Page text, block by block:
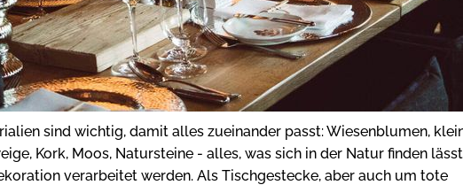
sind wichtig, damit alles zueinander passt: Wiesenblumen,
Kork, Moos, Natursteine - alles, was sich in der Natur finden
verarbeitet werden. Als Tischgestecke, aber auch um tote